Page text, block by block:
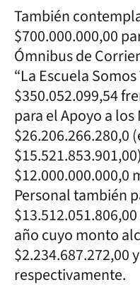
También
$700.000.000,00
Ómnibus de
“La Escuela
$350.052.099,54
para el Apoyo a
$26.206.266.280,0
$12.000.000.000,0
Personal también
año cuyo monto
$2.234.687.272,00
respectivamente.